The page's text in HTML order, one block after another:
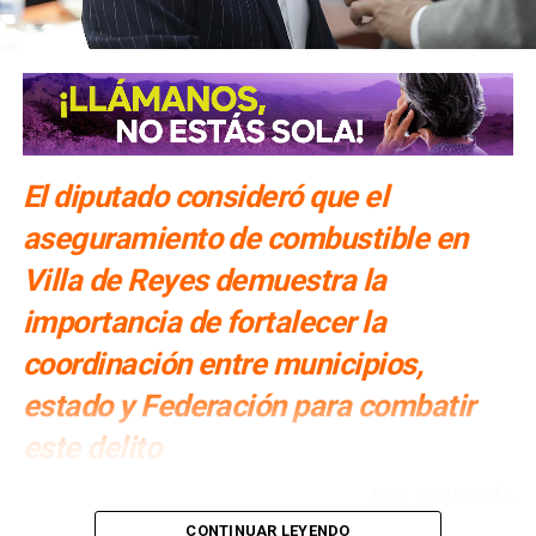
El diputado consideró que el
aseguramiento de combustible en
Villa de Reyes demuestra la
importancia de fortalecer la
coordinación entre municipios,
estado y Federación para combatir
este delito
CONTINUAR LEYENDO